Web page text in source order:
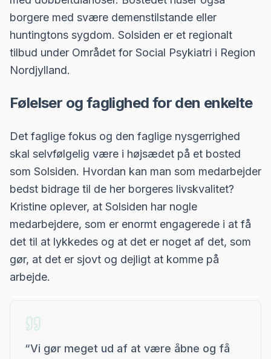
borgere med svære demenstilstande eller
huntingtons sygdom. Solsiden er et regionalt
tilbud under Området for Social Psykiatri i Region
Nordjylland.
Følelser og faglighed for den enkelte
Det faglige fokus og den faglige nysgerrighed
skal selvfølgelig være i højsædet på et bosted
som Solsiden. Hvordan kan man som medarbejder
bedst bidrage til de her borgeres livskvalitet?
Kristine oplever, at Solsiden har nogle
medarbejdere, som er enormt engagerede i at få
det til at lykkedes og at det er noget af det, som
gør, at det er sjovt og dejligt at komme på
arbejde.
“Vi gør meget ud af at være åbne og få